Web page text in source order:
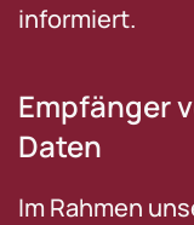
informiert.
Empfänger
Daten
Im Rahmen